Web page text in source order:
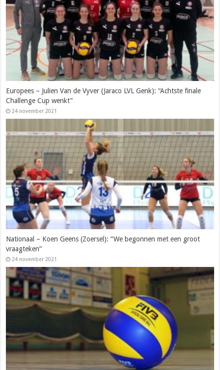
Europees – Julien Van de Vyver (Jaraco LVL Genk): “Achtste finale
Challenge Cup wenkt”
24 november 2021
Nationaal – Koen Geens (Zoersel): “We begonnen met een groot
vraagteken”
24 november 2021